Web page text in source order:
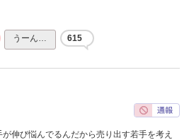
うーん… 615
伸び悩んでるんだから売り出す若手を考え